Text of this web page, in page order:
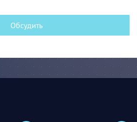
Обсудить